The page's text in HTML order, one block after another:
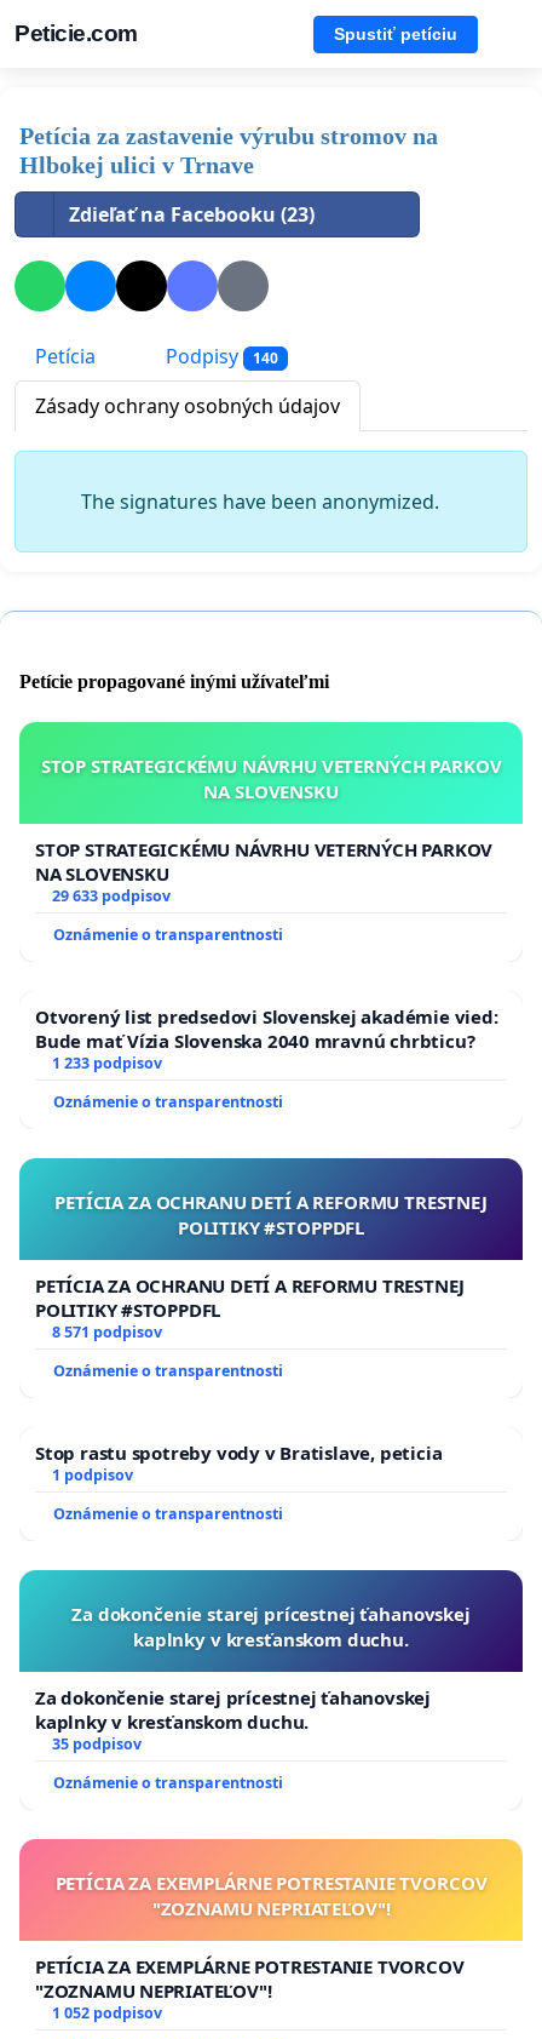
Peticie.com Spustiť petíciu
Petícia za zastavenie výrubu stromov na
Hlbokej ulici v Trnave
Zdieľať na Facebooku (23)
Petícia Podpisy 140
Zásady ochrany osobných údajov
The signatures have been anonymized.
Petície propagované inými užívateľmi
STOP STRATEGICKÉMU NÁVRHU VETERNÝCH PARKOV
NA SLOVENSKU
STOP STRATEGICKÉMU NÁVRHU VETERNÝCH PARKOV
NA SLOVENSKU
29 633 podpisov
Oznámenie o transparentnosti
Otvorený list predsedovi Slovenskej akadémie vied:
Bude mať Vízia Slovenska 2040 mravnú chrbticu?
1 233 podpisov
Oznámenie o transparentnosti
PETÍCIA ZA OCHRANU DETÍ A REFORMU TRESTNEJ
POLITIKY #STOPPDFL
PETÍCIA ZA OCHRANU DETÍ A REFORMU TRESTNEJ
POLITIKY #STOPPDFL
8 571 podpisov
Oznámenie o transparentnosti
Stop rastu spotreby vody v Bratislave, peticia
1 podpisov
Oznámenie o transparentnosti
Za dokončenie starej prícestnej ťahanovskej
kaplnky v kresťanskom duchu.
Za dokončenie starej prícestnej ťahanovskej
kaplnky v kresťanskom duchu.
35 podpisov
Oznámenie o transparentnosti
PETÍCIA ZA EXEMPLÁRNE POTRESTANIE TVORCOV
"ZOZNAMU NEPRIATEĽOV"!
PETÍCIA ZA EXEMPLÁRNE POTRESTANIE TVORCOV
"ZOZNAMU NEPRIATEĽOV"!
1 052 podpisov